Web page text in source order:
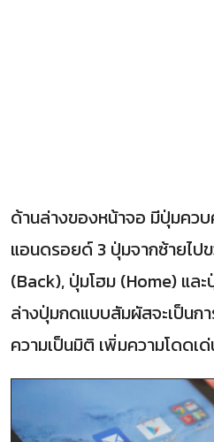
ด้านล่างของหน้าจอ มีปุ่มคว
แอนดรอยด์ 3 ปุ่มจากซ้ายไป
(Back), ปุ่มโฮม (Home) แล
ล่างปุ่มกดแบบสัมผัสจะเป็น
ความเป็นมิติ เพิ่มความโดดเ